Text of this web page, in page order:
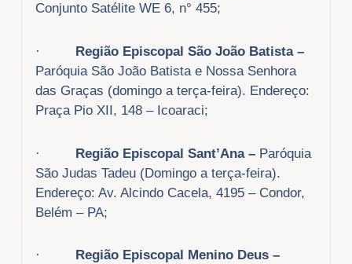
Conjunto Satélite WE 6, n° 455;
· Região Episcopal São João Batista –
Paróquia São João Batista e Nossa Senhora
das Graças (domingo a terça-feira). Endereço:
Praça Pio XII, 148 – Icoaraci;
· Região Episcopal Sant’Ana – Paróquia
São Judas Tadeu (Domingo a terça-feira).
Endereço: Av. Alcindo Cacela, 4195 – Condor,
Belém – PA;
·
Região Episcopal Menino Deus –